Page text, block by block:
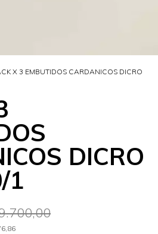
X 3 EMBUTIDOS CARDANICOS DICRO
DICRO
1